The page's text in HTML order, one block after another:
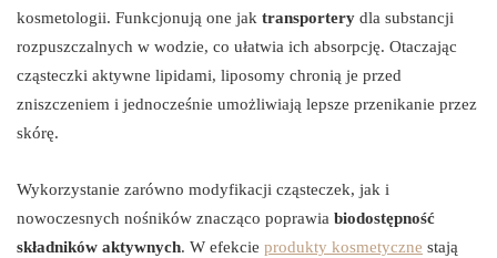
kosmetologii. Funkcjonują one jak transportery dla substancji
rozpuszczalnych w wodzie, co ułatwia ich absorpcję. Otaczając
cząsteczki aktywne lipidami, liposomy chronią je przed
zniszczeniem i jednocześnie umożliwiają lepsze przenikanie przez
skórę.
Wykorzystanie zarówno modyfikacji cząsteczek, jak i
nowoczesnych nośników znacząco poprawia biodostępność
składników aktywnych. W efekcie produkty kosmetyczne stają